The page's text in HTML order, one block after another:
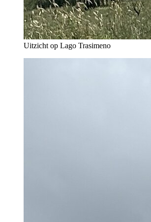
Uitzicht op Lago Trasimeno